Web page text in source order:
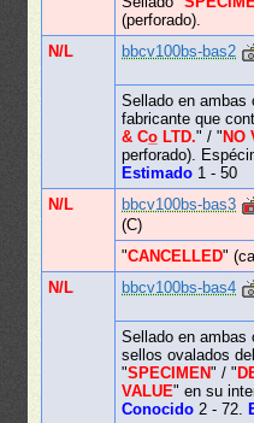
(perforado).
N/L
bbcv100bs-bas2
Sellado en ambas
fabricante que
& Co̲ LTD." / " NO
perforado).
Estimado 1 - 50
N/L
bbcv100bs-bas3
(C)
"CANCELLED"
N/L
bbcv100bs-bas4
Sellado en ambas
sellos ovalados
"SPECIMEN" / "
VALUE" en su
Conocido 2 - 72.